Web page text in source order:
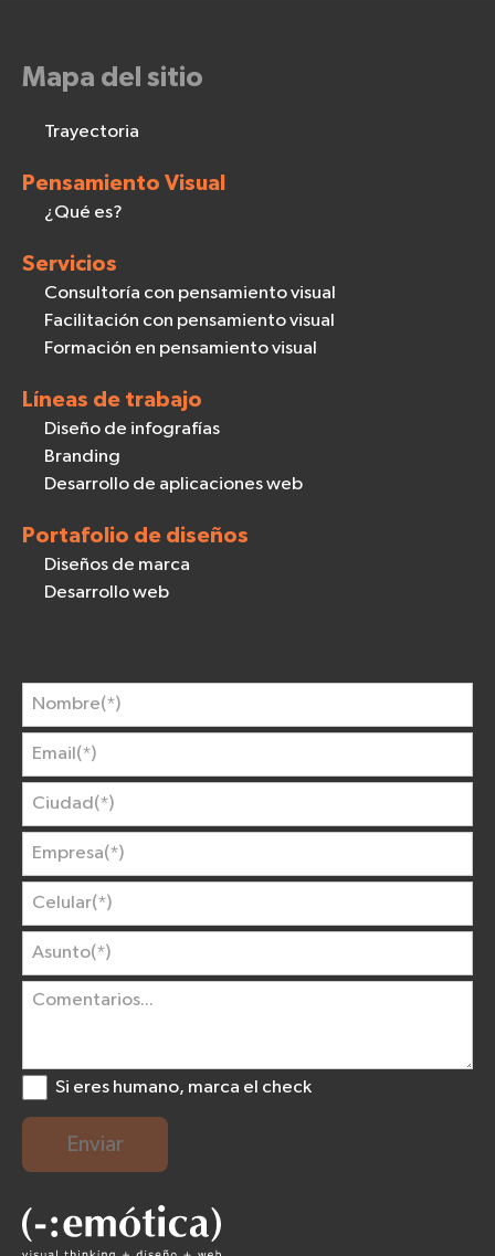
Mapa del sitio
Trayectoria
Pensamiento Visual
¿Qué es?
Servicios
Consultoría con pensamiento visual
Facilitación con pensamiento visual
Formación en pensamiento visual
Líneas de trabajo
Diseño de infografías
Branding
Desarrollo de aplicaciones web
Portafolio de diseños
Diseños de marca
Desarrollo web
Si eres humano, marca el check
Enviar